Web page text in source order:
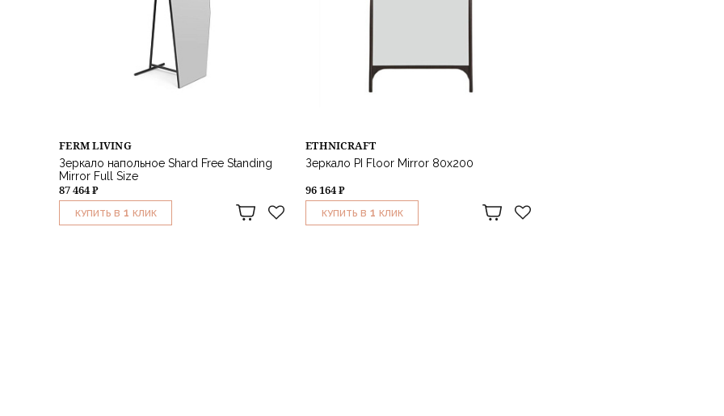
FERM LIVING
Зеркало напольное Shard Free Standing
Mirror Full Size
87 464 ₽
КУПИТЬ В 1 КЛИК
ETHNICRAFT
Зеркало PI Floor Mirror 80х200
96 164 ₽
КУПИТЬ В 1 КЛИК